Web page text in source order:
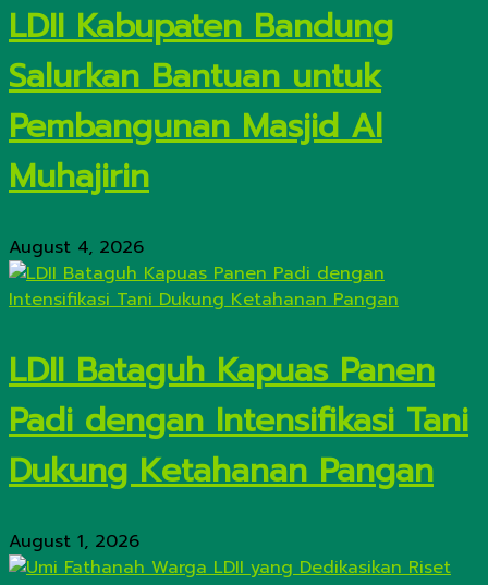
LDII Kabupaten Bandung
Salurkan Bantuan untuk
Pembangunan Masjid Al
Muhajirin
August 4, 2026
LDII Bataguh Kapuas Panen
Padi dengan Intensifikasi Tani
Dukung Ketahanan Pangan
August 1, 2026